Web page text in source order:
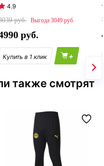
4.9
3049
+
также смотрят